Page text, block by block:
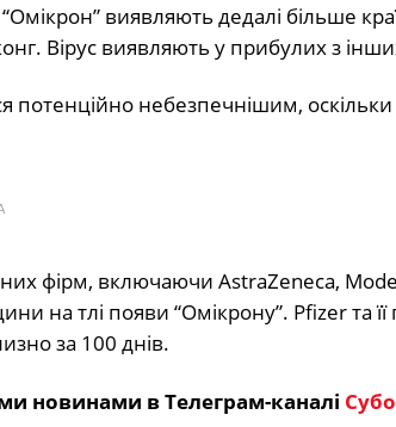
“Омікрон” виявляють дедалі більше
Вірус виявляють у прибулих з
потенційно небезпечнішим,
фірм, включаючи AstraZeneca,
на тлі появи “Омікрону”. Pfizer та
за 100 днів.
новинами в Телеграм-каналі